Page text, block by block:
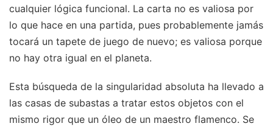
cualquier lógica funcional. La carta no es valiosa por
lo que hace en una partida, pues probablemente jamás
tocará un tapete de juego de nuevo; es valiosa porque
no hay otra igual en el planeta.
Esta búsqueda de la singularidad absoluta ha llevado a
las casas de subastas a tratar estos objetos con el
mismo rigor que un óleo de un maestro flamenco. Se